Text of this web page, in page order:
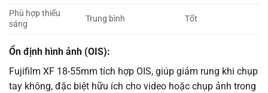
Phù hợp thiếu
sáng
Trung bình Tốt
Ổn định hình ảnh (OIS):
Fujifilm XF 18-55mm tích hợp OIS, giúp giảm rung khi chụp
tay không, đặc biệt hữu ích cho video hoặc chụp ảnh trong